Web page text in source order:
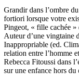
Grandir dans l’ombre
fortiori lorsque votre
Pingeot, « fille cachée
Auteur d’une vingtaine
Inappropriable (ed.
relation entre l’homme
Rebecca Fitoussi dans
sur une enfance hors du